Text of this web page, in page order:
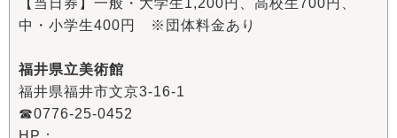
【当日券】一般・大学生1,200円、高校生700円、
中・小学生400円 ※団体料金あり
福井県立美術館
福井県福井市文京3-16-1
☎0776-25-0452